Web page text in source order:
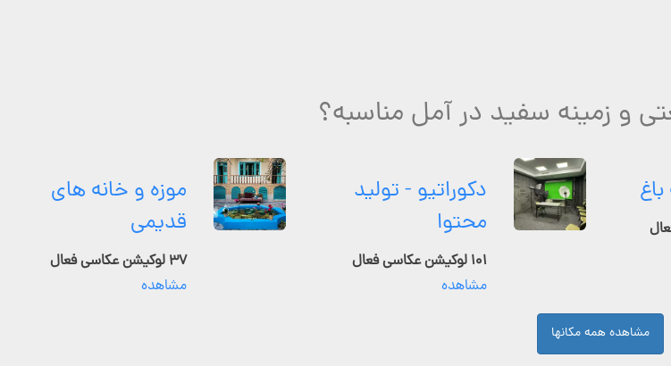
و زمینه سفید در آمل مناسبه؟
دکوراتیو - تولید
محتوا
۱۰۱ لوکیشن عکاسی فعال
مشاهده
موزه و خانه های
قدیمی
۳۷ لوکیشن عکاسی فعال
مشاهده
مشاهده همه مکانها